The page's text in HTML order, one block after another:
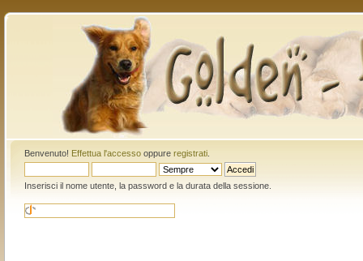
Benvenuto! Effettua l'accessooppure registrati.
Inserisci il nome utente, la password e la durata della sessione.